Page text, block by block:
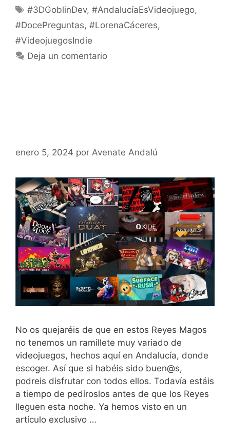
Etiquetas
#3DGoblinDev,#AndalucíaEsVideojuego,
#DocePreguntas, #LorenaCáceres,
#VideojuegosIndie
Deja un comentario
enero 5, 2024 por Avenate Andalú
No os quejaréis de que en estos Reyes Magos
no tenemos un ramillete muy variado de
videojuegos, hechos aquí en Andalucía, donde
escoger. Así que si habéis sido buen@s,
podreis disfrutar con todos ellos. Todavía estáis
a tiempo de pedíroslos antes de que los Reyes
lleguen esta noche. Ya hemos visto en un
artículo exclusivo …